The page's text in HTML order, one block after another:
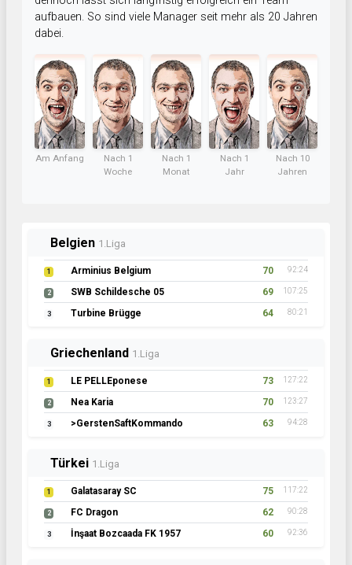
aufbauen. So sind viele Manager seit mehr als 20 Jahren
dabei.
Am Anfang
Nach 1
Woche
Nach 1
Monat
Nach 1
Jahr
Nach 10
Jahren
Belgien 1.Liga
1 Arminius Belgium 70 92:24
2 SWB Schildesche 05 69 107:25
3 Turbine Brügge 64 80:21
Griechenland 1.Liga
1 LE PELLEponese 73 127:22
2 Nea Karia 70 123:27
3 >GerstenSaftKommando 63 94:28
Türkei 1.Liga
1 Galatasaray SC 75 117:22
2 FC Dragon 62 90:28
3 İnşaat Bozcaada FK 1957 60 92:36